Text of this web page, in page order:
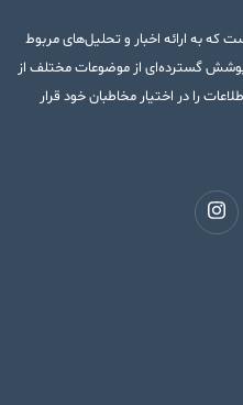
به ارائه اخبار و تحلیل‌های مربوط
پوشش گسترده‌ای از موضوعات مختلف از
را در اختیار مخاطبان خود قرار